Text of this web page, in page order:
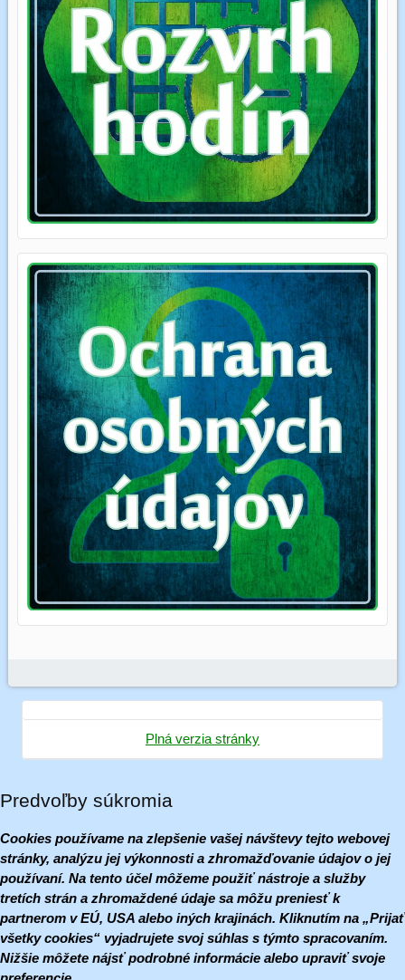
Plná verzia stránky
Predvoľby súkromia
Cookies používame na zlepšenie vašej návštevy tejto webovej
stránky, analýzu jej výkonnosti a zhromažďovanie údajov o jej
používaní. Na tento účel môžeme použiť nástroje a služby
tretích strán a zhromaždené údaje sa môžu preniesť k
partnerom v EÚ, USA alebo iných krajinách. Kliknutím na „Prijať
všetky cookies“ vyjadrujete svoj súhlas s týmto spracovaním.
Nižšie môžete nájsť podrobné informácie alebo upraviť svoje